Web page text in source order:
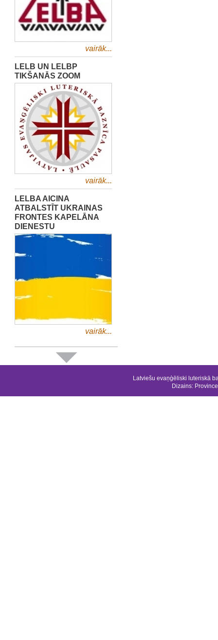
vairāk...
LELB UN LELBP
TIKŠANĀS ZOOM
vairāk...
LELBA AICINA
ATBALSTĪT UKRAINAS
FRONTES KAPELĀNA
DIENESTU
vairāk...
Latviešu evaņģēliski luteriskā
Dizains: